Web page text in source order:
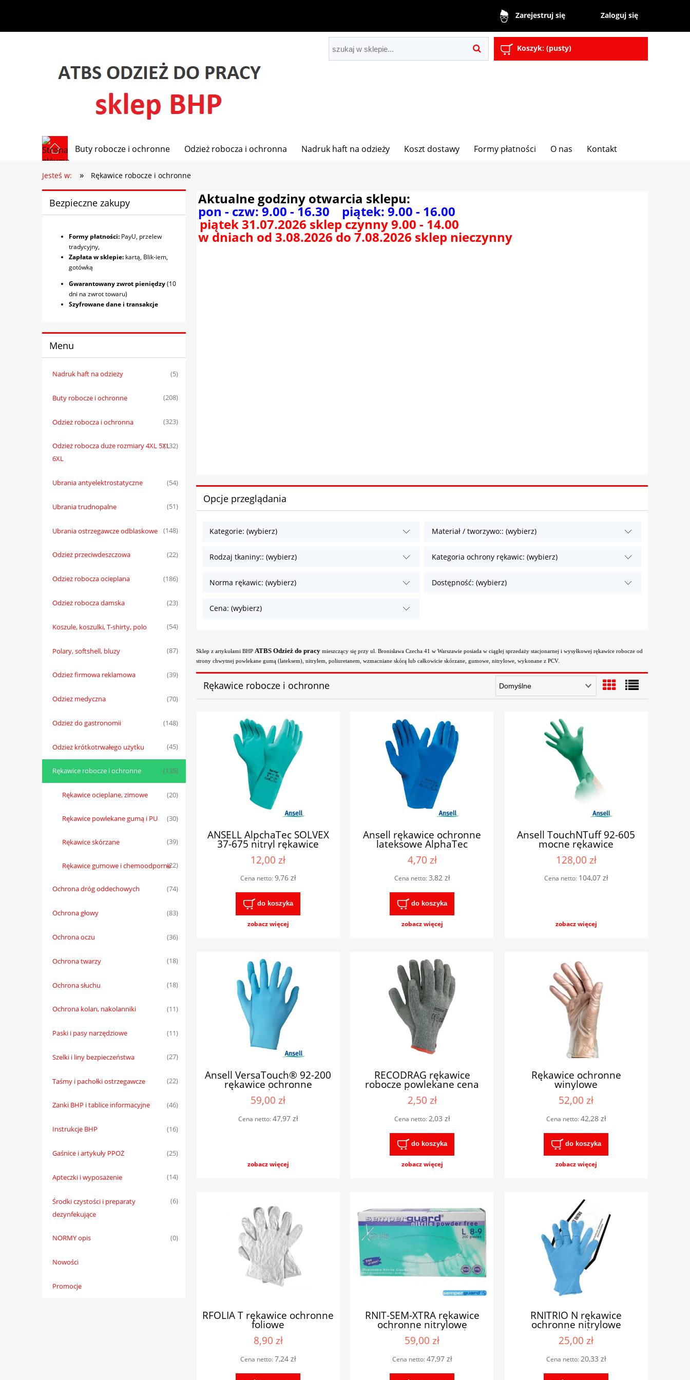
Zarejestruj się Zaloguj się
Koszyk: (pusty)
Buty robocze i ochronne Odzież robocza i ochronna Nadruk haft na odzieży Koszt dostawy Formy płatności O nas Kontakt
Jesteś w: » Rękawice robocze i ochronne
Bezpieczne zakupy
Formy płatności: PayU, przelew
tradycyjny,
Zapłata w sklepie: kartą, Blik-iem,
gotówką
Gwarantowany zwrot pieniędzy(10
dni na zwrot towaru)
Szyfrowane dane i transakcje
Menu
Nadruk haft na odzieży (5)
Buty robocze i ochronne (208)
Odzież robocza i ochronna (323)
Odzież robocza duże rozmiary 4XL 5XL
6XL
(132)
Ubrania antyelektrostatyczne (54)
Ubrania trudnopalne (51)
Ubrania ostrzegawcze odblaskowe (148)
Odzież przeciwdeszczowa (22)
Odzież robocza ocieplana (186)
Odzież robocza damska (23)
Koszule, koszulki, T-shirty, polo (54)
Polary, softshell, bluzy (87)
Odzież firmowa reklamowa (39)
Odzież medyczna (70)
Odzież do gastronomii (148)
Odzież krótkotrwałego użytku (45)
Rękawice robocze i ochronne (135)
Rękawice ocieplane, zimowe (20)
Rękawice powlekane gumą i PU (30)
Rękawice skórzane (39)
Rękawice gumowe i chemoodporne(22)
Ochrona dróg oddechowych (74)
Ochrona głowy (83)
Ochrona oczu (36)
Ochrona twarzy (18)
Ochrona słuchu (18)
Ochrona kolan, nakolanniki (11)
Paski i pasy narzędziowe (11)
Szelki i liny bezpieczeństwa (27)
Taśmy i pachołki ostrzegawcze (22)
Zanki BHP i tablice informacyjne (46)
Instrukcje BHP (16)
Gaśnice i artykuły PPOŻ (25)
Apteczki i wyposażenie (14)
Środki czystości i preparaty
dezynfekujące
(6)
NORMY opis (0)
Nowości
Promocje
Aktualne godziny otwarcia sklepu:
pon - czw: 9.00 - 16.30 piątek: 9.00 - 16.00
piątek 31.07.2026 sklep czynny 9.00 - 14.00
w dniach od 3.08.2026 do 7.08.2026 sklep nieczynny
Opcje przeglądania
Kategorie: (wybierz) Materiał / tworzywo:: (wybierz)
Rodzaj tkaniny:: (wybierz) Kategoria ochrony rękawic: (wybierz)
Norma rękawic: (wybierz) Dostępność: (wybierz)
Cena: (wybierz)
Sklep z artykułami BHP ATBS Odzież do pracy mieszczący się przy ul. Bronisława Czecha 41 w Warszawie posiada w ciągłej sprzedaży stacjonarnej i wysyłkowej rękawice robocze od
strony chwytnej powlekane gumą (lateksem), nitrylem, poliuretanem, wzmacniane skórą lub całkowicie skórzane, gumowe, nitrylowe, wykonane z PCV.
Rękawice robocze i ochronne
ANSELL AlpchaTec SOLVEX
37-675 nitryl rękawice
ochronne przeciwchemiczne
12,00 zł
Cena netto:9,76 zł
do koszyka
zobacz więcej
Ansell rękawice ochronne
lateksowe AlphaTec
RAVERSAT87-195
4,70 zł
Cena netto:3,82 zł
do koszyka
zobacz więcej
Ansell TouchNTuff 92-605
mocne rękawice
chemoodporne nitrylowe
128,00 zł
Cena netto: 104,07 zł
zobacz więcej
Ansell VersaTouch® 92-200
rękawice ochronne
nitrylowe
59,00 zł
Cena netto:47,97 zł
zobacz więcej
RECODRAG rękawice
robocze powlekane cena
przy zakupie 240 par
2,50 zł
Cena netto: 2,03 zł
do koszyka
zobacz więcej
Rękawice ochronne
winylowe
52,00 zł
Cena netto:42,28 zł
do koszyka
zobacz więcej
RFOLIA T rękawice ochronne
foliowe
8,90 zł
Cena netto:7,24 zł
RNIT-SEM-XTRA rękawice
ochronne nitrylowe
niebieskie 200 sztuk
59,00 zł
Cena netto:47,97 zł
RNITRIO N rękawice
ochronne nitrylowe
niebieskie
25,00 zł
Cena netto:20,33 zł